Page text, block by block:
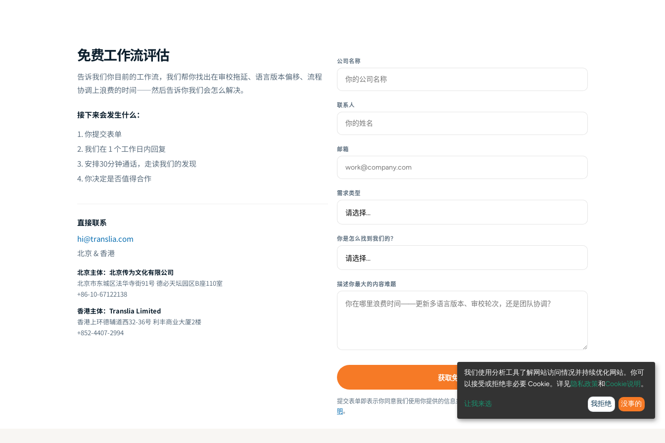
免费工作流评估
告诉我们你目前的工作流，我们帮你找出在审校拖延、语言版本偏移、流程
协调上浪费的时间——然后告诉你我们会怎么解决。
接下来会发生什么：
1. 你提交表单
2. 我们在 1 个工作日内回复
3. 安排30分钟通话，走读我们的发现
4. 你决定是否值得合作
直接联系
hi@translia.com
北京 & 香港
北京主体：北京传为文化有限公司
北京市东城区法华寺街91号 德必天坛园区B座110室
+86-10-67122138
香港主体：Translia Limited
香港上环德辅道西32-36号 利丰商业大厦2楼
+852-4407-2994
公司名称
联系人
邮箱
需求类型
你是怎么找到我们的？
描述你最大的内容难题
获取免费评估 →
提交表单即表示你同意我们使用你提供的信息来评估并回复本次咨询。详见
明。
我们使用分析工具了解网站访问情况并持续优化网站。你可
以接受或拒绝非必要 Cookie。详见隐私政策和Cookie说明。
让我来选 我拒绝 没事的